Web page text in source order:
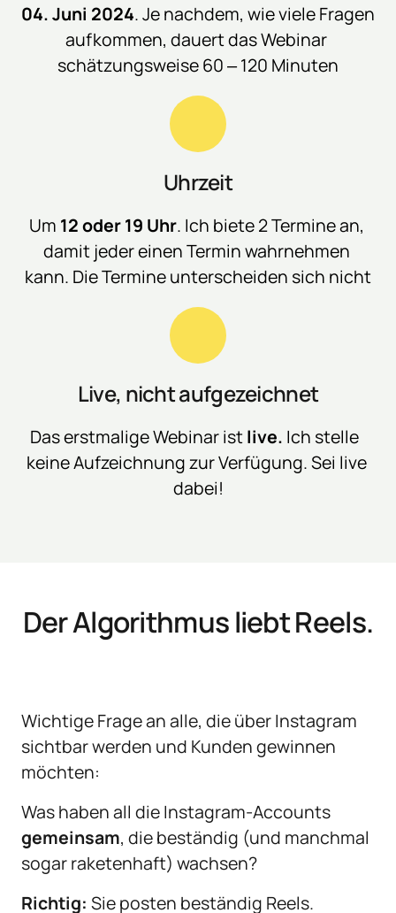
04. Juni 2024. Je nachdem, wie viele
aufkommen, dauert das
schätzungsweise 60 ‒120 Minuten
Uhrzeit
Um 12 oder 19 Uhr. Ich biete 2 Termine
damit jeder einen Termin
kann. Die Termine unterscheiden sich nicht
Live, nicht aufgezeichnet
Das erstmalige Webinar ist live. Ich
keine Aufzeichnung zur Verfügung. Sei
live
dabei!
Der Algorithmus liebt Reels.
Wichtige Frage an alle, die über Instagram
sichtbar werden und Kunden gewinnen
möchten:
gemeinsam, die beständig (und manchmal
sogar raketenhaft) wachsen?
Richtig: Sie posten beständig Reels.